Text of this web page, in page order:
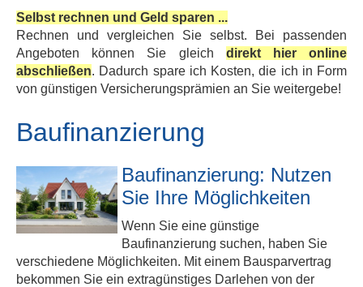
Selbst rechnen und Geld sparen ...
Rechnen und ver­gleichen Sie selbst. Bei passenden
Angeboten können Sie gleich direkt hier online
abschließen. Dadurch spare ich Kosten, die ich in Form
von günstigen Versicherungsprämien an Sie weitergebe!
Baufinanzierung
Baufinanzierung: Nutzen
Sie Ihre Möglichkeiten
Wenn Sie eine günstige
Baufinanzierung suchen, haben Sie
verschiedene Möglichkeiten. Mit einem Bausparvertrag
bekommen Sie ein extragünstiges Darlehen von der